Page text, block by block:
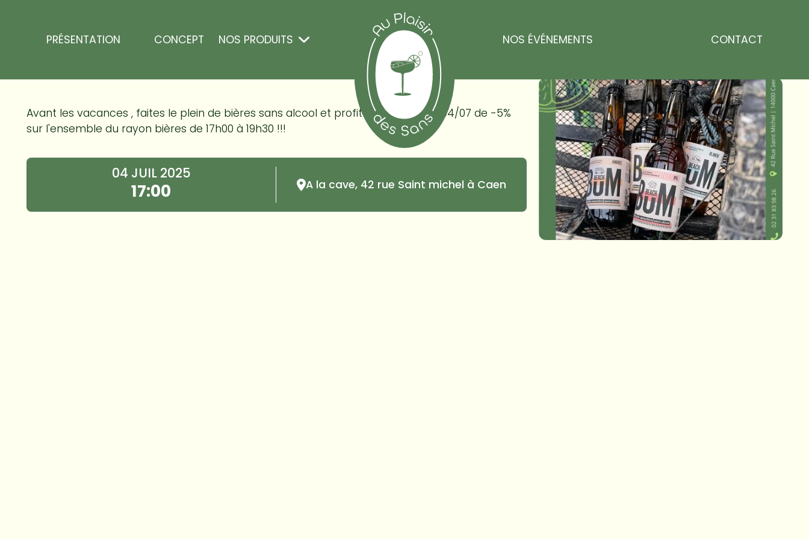
PRÉSENTATION CONCEPT NOS PRODUITS NOS ÉVÉNEMENTS CONTACT
Happy Hour Bières
Avant les vacances , faites le plein de bières sans alcool et profitez ce vendredi 04/07 de -5%
sur l'ensemble du rayon bières de 17h00 à 19h30 !!!
04 JUIL 2025
17:00 A la cave, 42 rue Saint michel à Caen